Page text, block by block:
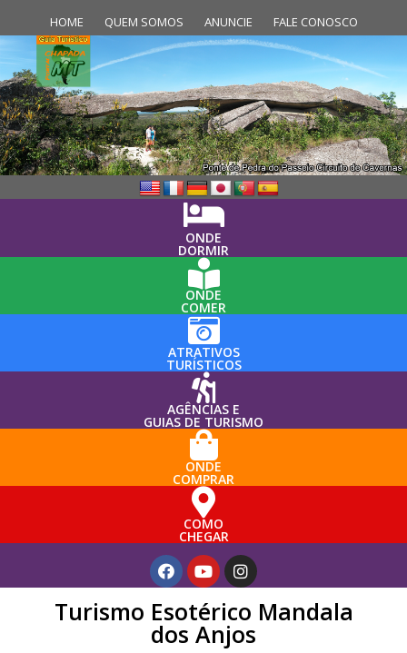
HOME QUEM SOMOS ANUNCIE FALE CONOSCO
ONDE
DORMIR
ONDE
COMER
ATRATIVOS
TURÍSTICOS
AGÊNCIAS E
GUIAS DE TURISMO
ONDE
COMPRAR
COMO
CHEGAR
Turismo Esotérico Mandala
dos Anjos